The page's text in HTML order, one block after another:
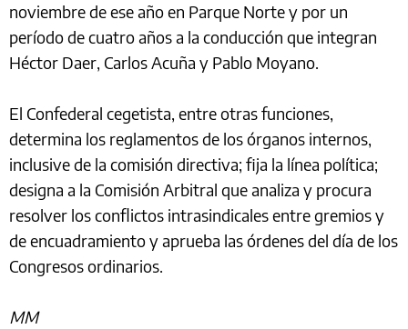
noviembre de ese año en Parque Norte y por un
período de cuatro años a la conducción que integran
Héctor Daer, Carlos Acuña y Pablo Moyano.
El Confederal cegetista, entre otras funciones,
determina los reglamentos de los órganos internos,
inclusive de la comisión directiva; fija la línea política;
designa a la Comisión Arbitral que analiza y procura
resolver los conflictos intrasindicales entre gremios y
de encuadramiento y aprueba las órdenes del día de los
Congresos ordinarios.
MM